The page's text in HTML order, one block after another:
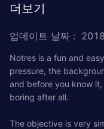
더보기
업데이트 날짜 :
Notres is a fun and
pressure, the
and before you know
boring after all.
The objective is very